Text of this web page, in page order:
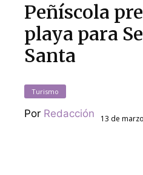
Peñíscola
playa para
Santa
Turismo
Por Redacción 13 de